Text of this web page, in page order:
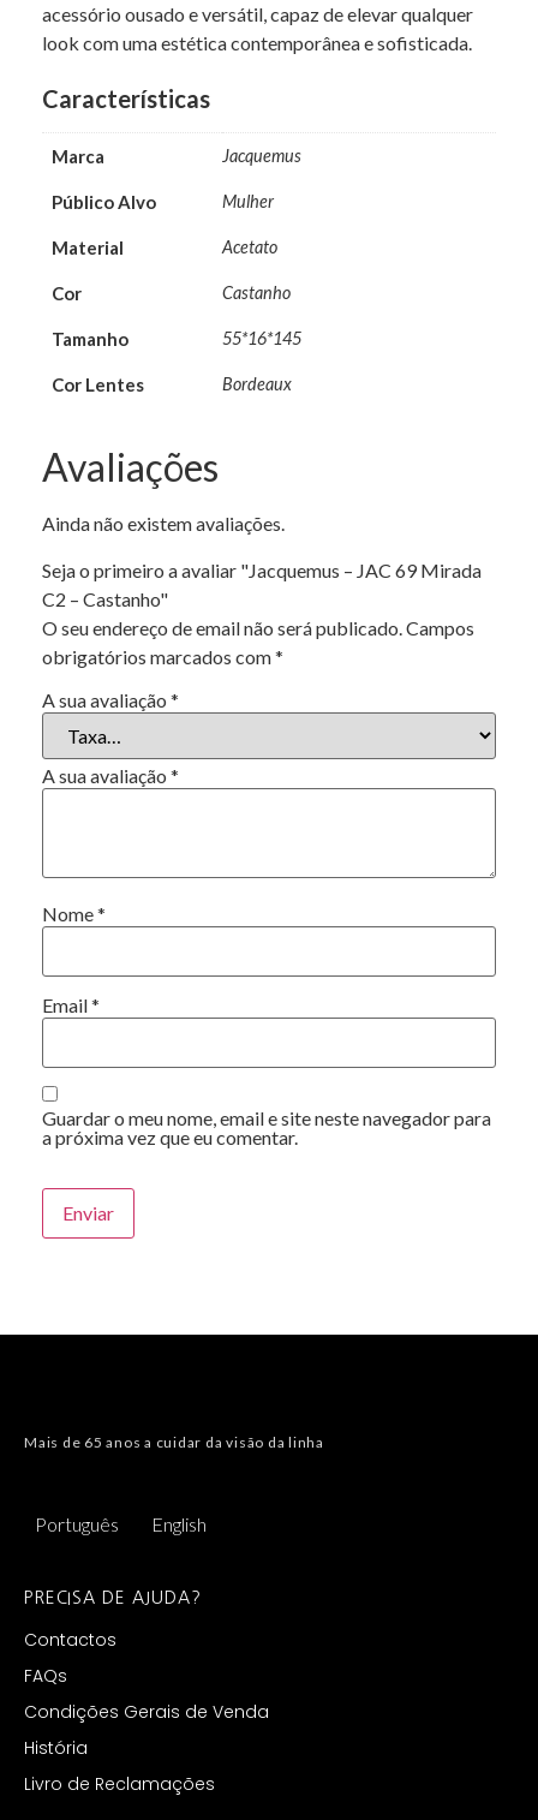
acessório ousado e versátil, capaz de elevar qualquer
look com uma estética contemporânea e sofisticada.
Características
Marca Jacquemus
Público Alvo Mulher
Material Acetato
Cor Castanho
Tamanho 55*16*145
Cor Lentes Bordeaux
Avaliações
Ainda não existem avaliações.
Seja o primeiro a avaliar "Jacquemus – JAC 69 Mirada
C2 – Castanho"
O seu endereço de email não será publicado. Campos
obrigatórios marcados com*
A sua avaliação *
A sua avaliação *
Nome*
Email*
Guardar o meu nome, email e site neste navegador para
a próxima vez que eu comentar.
Mais de 65 anos a cuidar da visão da linha
Português English
PRECISA DE AJUDA?
Contactos
FAQs
Condições Gerais de Venda
História
Livro de Reclamações